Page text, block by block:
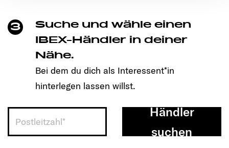
3
Suche und wähle einen
IBEX-Händler in deiner
Nähe.
Bei dem du dich als Interessent*in
hinterlegen lassen willst.
Händler
suchen